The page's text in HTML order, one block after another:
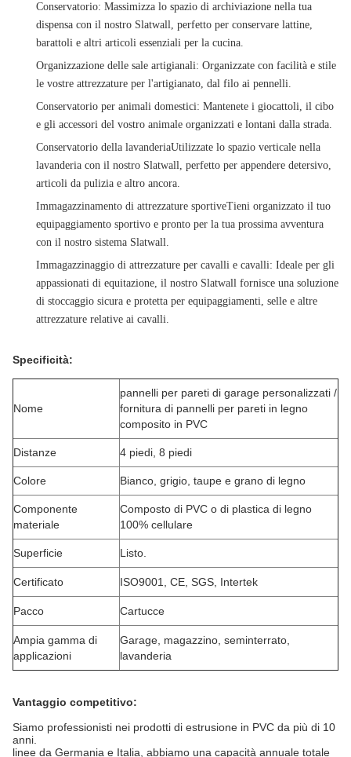
Conservatorio: Massimizza lo spazio di archiviazione nella tua
dispensa con il nostro Slatwall, perfetto per conservare lattine,
barattoli e altri articoli essenziali per la cucina.
Organizzazione delle sale artigianali: Organizzate con facilità e stile
le vostre attrezzature per l'artigianato, dal filo ai pennelli.
Conservatorio per animali domestici: Mantenete i giocattoli, il cibo
e gli accessori del vostro animale organizzati e lontani dalla strada.
Conservatorio della lavanderiaUtilizzate lo spazio verticale nella
lavanderia con il nostro Slatwall, perfetto per appendere detersivo,
articoli da pulizia e altro ancora.
Immagazzinamento di attrezzature sportiveTieni organizzato il tuo
equipaggiamento sportivo e pronto per la tua prossima avventura
con il nostro sistema Slatwall.
Immagazzinaggio di attrezzature per cavalli e cavalli: Ideale per gli
appassionati di equitazione, il nostro Slatwall fornisce una soluzione
di stoccaggio sicura e protetta per equipaggiamenti, selle e altre
attrezzature relative ai cavalli.
Specificità:
Nome
pannelli per pareti di garage personalizzati /
fornitura di pannelli per pareti in legno
composito in PVC
Distanze 4 piedi, 8 piedi
Colore Bianco, grigio, taupe e grano di legno
Componente
materiale
Composto di PVC o di plastica di legno
100% cellulare
Superficie Listo.
Certificato ISO9001, CE, SGS, Intertek
Pacco Cartucce
Ampia gamma di
applicazioni
Garage, magazzino, seminterrato,
lavanderia
Vantaggio competitivo:
Siamo professionisti nei prodotti di estrusione in PVC da più di 10
anni.
linee da Germania e Italia, abbiamo una capacità annuale totale